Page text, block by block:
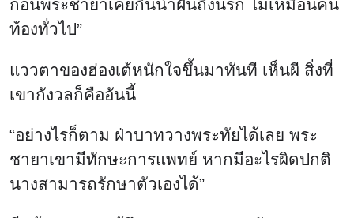
ก่อนพระชายาเคยกินน้ำฝันถึงนรก ไม่เหมือนคน
ท้องทั่วไป”
แววตาของฮ่องเต้หนักใจขึ้นมาทันที เห็นผี สิ่งที่
เขากังวลก็คืออันนี้
“อย่างไรก็ตาม ฝ่าบาทวางพระทัยได้เลย พระ
ชายาเขามีทักษะการแพทย์ หากมีอะไรผิดปกติ
นางสามารถรักษาตัวเองได้”